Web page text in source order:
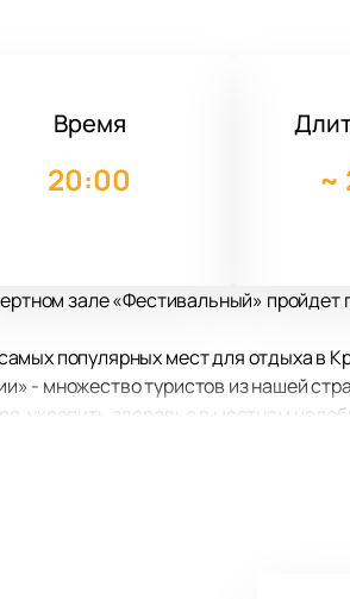
Время
20:00 ~
зале «Фестивальный»
популярных мест для отдыха в
- множество туристов из нашей
укрепить здоровье в местном
высокий статус и